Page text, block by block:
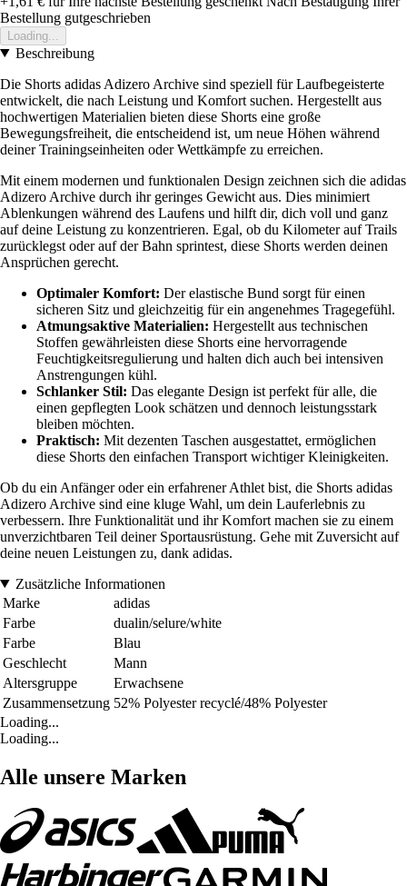
Bestellung gutgeschrieben
Loading...
Beschreibung
Die Shorts adidas Adizero Archive sind speziell für Laufbegeisterte
entwickelt, die nach Leistung und Komfort suchen. Hergestellt aus
hochwertigen Materialien bieten diese Shorts eine große
Bewegungsfreiheit, die entscheidend ist, um neue Höhen während
deiner Trainingseinheiten oder Wettkämpfe zu erreichen.
Mit einem modernen und funktionalen Design zeichnen sich die adidas
Adizero Archive durch ihr geringes Gewicht aus. Dies minimiert
Ablenkungen während des Laufens und hilft dir, dich voll und ganz
auf deine Leistung zu konzentrieren. Egal, ob du Kilometer auf Trails
zurücklegst oder auf der Bahn sprintest, diese Shorts werden deinen
Ansprüchen gerecht.
Optimaler Komfort: Der elastische Bund sorgt für einen
sicheren Sitz und gleichzeitig für ein angenehmes Tragegefühl.
Atmungsaktive Materialien: Hergestellt aus technischen
Stoffen gewährleisten diese Shorts eine hervorragende
Feuchtigkeitsregulierung und halten dich auch bei intensiven
Anstrengungen kühl.
Schlanker Stil: Das elegante Design ist perfekt für alle, die
einen gepflegten Look schätzen und dennoch leistungsstark
bleiben möchten.
Praktisch: Mit dezenten Taschen ausgestattet, ermöglichen
diese Shorts den einfachen Transport wichtiger Kleinigkeiten.
Ob du ein Anfänger oder ein erfahrener Athlet bist, die Shorts adidas
Adizero Archive sind eine kluge Wahl, um dein Lauferlebnis zu
verbessern. Ihre Funktionalität und ihr Komfort machen sie zu einem
unverzichtbaren Teil deiner Sportausrüstung. Gehe mit Zuversicht auf
deine neuen Leistungen zu, dank adidas.
Zusätzliche Informationen
Marke
adidas
Farbe
dualin/selure/white
Farbe
Blau
Geschlecht
Mann
Altersgruppe
Erwachsene
Zusammensetzung 52% Polyester recyclé/48% Polyester
Loading...
Loading...
Alle unsere Marken